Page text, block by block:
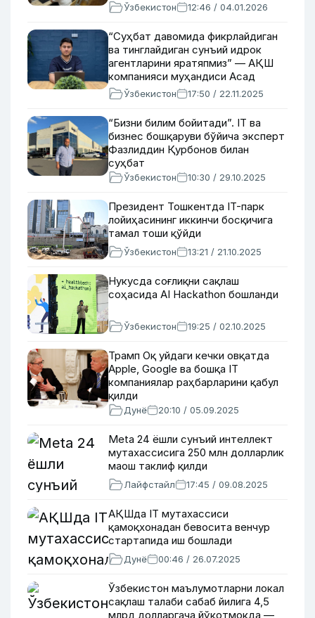
Ўзбекистон 12:46 / 04.01.2026
“Суҳбат давомида фикрлайдиган
ва тинглайдиган сунъий идрок
агентларини яратяпмиз” — АҚШ
компанияси муҳандиси Асад
Усмонов билан суҳбат
Ўзбекистон 17:50 / 22.11.2025
“Бизни билим бойитади”. IT ва
бизнес бошқаруви бўйича эксперт
Фазлиддин Қурбонов билан
суҳбат
Ўзбекистон 10:30 / 29.10.2025
Президент Тошкентда IT-парк
лойиҳасининг иккинчи босқичига
тамал тоши қўйди
Ўзбекистон 13:21 / 21.10.2025
Нукусда соғлиқни сақлаш
соҳасида AI Hackathon бошланди
Ўзбекистон 19:25 / 02.10.2025
Трамп Оқ уйдаги кечки овқатда
Apple, Google ва бошқа IT
компаниялар раҳбарларини қабул
қилди
Дунё 20:10 / 05.09.2025
Meta 24 ёшли сунъий интеллект
мутахассисига 250 млн долларлик
маош таклиф қилди
Лайфстайл 17:45 / 09.08.2025
АҚШда IT мутахассиси
қамоқхонадан бевосита венчур
стартапида иш бошлади
Дунё 00:46 / 26.07.2025
Ўзбекистон маълумотларни локал
сақлаш талаби сабаб йилига 4,5
млрд долларгача йўқотмоқда —